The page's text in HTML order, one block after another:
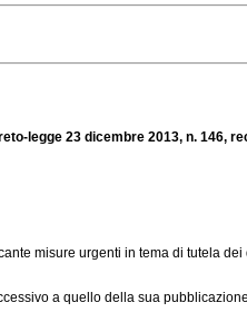
legge 23 dicembre 2013, n. 146,
misure urgenti in tema di tutela
a quello della sua